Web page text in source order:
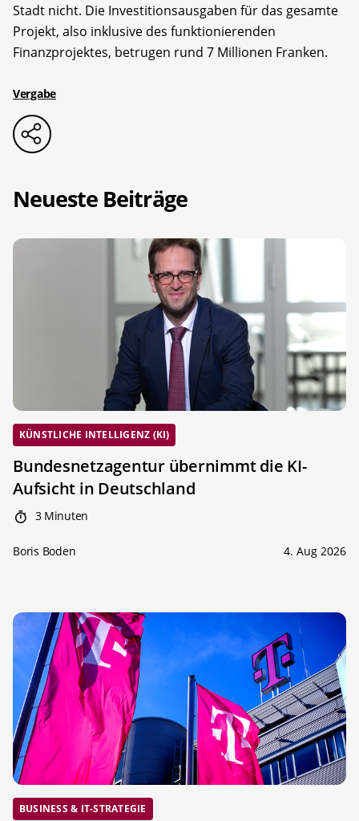
Stadt nicht. Die Investitionsausgaben für das gesamte
Projekt, also inklusive des funktionierenden
Finanzprojektes, betrugen rund 7 Millionen Franken.
Vergabe
Neueste Beiträge
KÜNSTLICHE INTELLIGENZ (KI)
Bundesnetzagentur übernimmt die KI-
Aufsicht in Deutschland
3 Minuten
Boris Boden 4. Aug 2026
BUSINESS & IT-STRATEGIE